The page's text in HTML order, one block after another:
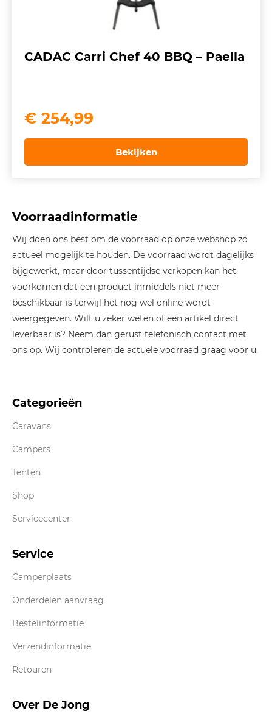
CADAC Carri Chef 40 BBQ – Paella
€ 254,99
Bekijken
Voorraadinformatie
Wij doen ons best om de voorraad op onze webshop zo
actueel mogelijk te houden. De voorraad wordt dagelijks
bijgewerkt, maar door tussentijdse verkopen kan het
voorkomen dat een product inmiddels niet meer
beschikbaar is terwijl het nog wel online wordt
weergegeven. Wilt u zeker weten of een artikel direct
leverbaar is? Neem dan gerust telefonisch contact met
ons op. Wij controleren de actuele voorraad graag voor u.
Categorieën
Caravans
Campers
Tenten
Shop
Servicecenter
Service
Camperplaats
Onderdelen aanvraag
Bestelinformatie
Verzendinformatie
Retouren
Over De Jong